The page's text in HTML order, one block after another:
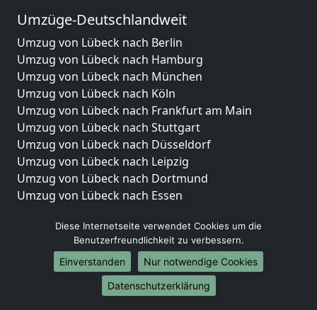
Umzüge-Deutschlandweit
Umzug von Lübeck nach Berlin
Umzug von Lübeck nach Hamburg
Umzug von Lübeck nach München
Umzug von Lübeck nach Köln
Umzug von Lübeck nach Frankfurt am Main
Umzug von Lübeck nach Stuttgart
Umzug von Lübeck nach Düsseldorf
Umzug von Lübeck nach Leipzig
Umzug von Lübeck nach Dortmund
Umzug von Lübeck nach Essen
Umzug von Lübeck nach Dresden
Umzug von Lübeck nach Hannover
Umzug von Lübeck nach Nürnberg
Umzug von Lübeck nach Duisburg
Umzug von Lübeck nach Bochum
Diese Internetseite verwendet Cookies um die
Benutzerfreundlichkeit zu verbessern.
Einverstanden
Nur notwendige Cookies
Datenschutzerklärung